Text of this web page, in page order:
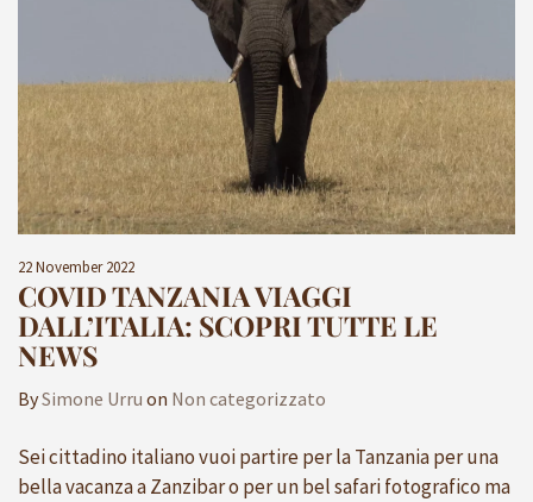
22 November 2022
COVID TANZANIA VIAGGI
DALL’ITALIA: SCOPRI TUTTE LE
NEWS
BySimone Urru on Non categorizzato
Sei cittadino italiano vuoi partire per la Tanzania per una
bella vacanza a Zanzibar o per un bel safari fotografico ma